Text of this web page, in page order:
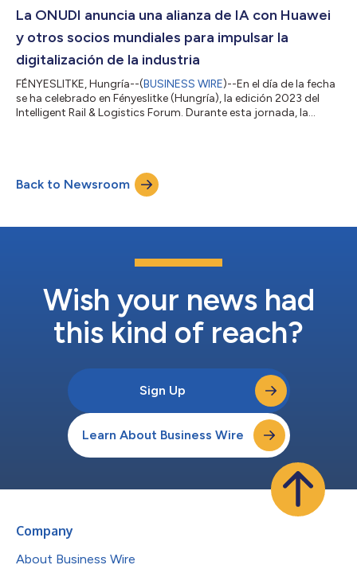
oportunidades de experimentar y aprender a resolver
La ONUDI anuncia una alianza de IA con Huawei
y otros socios mundiales para impulsar la
digitalización de la industria
FÉNYESLITKE, Hungría--(BUSINESS WIRE)--En el día de la fecha
se ha celebrado en Fényeslitke (Hungría), la edición 2023 del
Intelligent Rail & Logistics Forum. Durante esta jornada, la
Inteligencia Artificial para la Industria y la Fabricación. Esta
iniciativa nace con el compromiso de construir una plataforma
Back to Newsroom
Wish your news had
this kind of reach?
Sign Up
Learn About Business Wire
Company
About Business Wire